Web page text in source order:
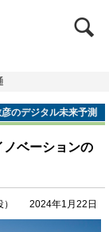
のデジタル未来予測
ベーションの
2024年1月22日